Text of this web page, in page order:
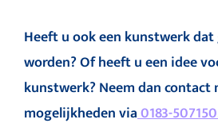
Heeft u ook een kunstwerk
worden? Of heeft u een idee
kunstwerk? Neem dan
mogelijkheden via0183-